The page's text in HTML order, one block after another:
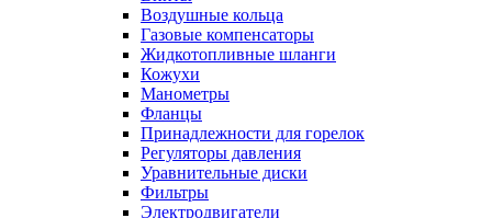
Воздушные кольца
Газовые компенсаторы
Жидкотопливные шланги
Кожухи
Манометры
Фланцы
Принадлежности для горелок
Регуляторы давления
Уравнительные диски
Фильтры
Электродвигатели